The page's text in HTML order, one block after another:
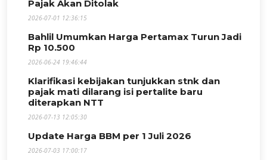
Pajak Akan Ditolak
2026-07-01 12:36:15
Bahlil Umumkan Harga Pertamax Turun Jadi
Rp 10.500
2026-06-24 19:46:44
Klarifikasi kebijakan tunjukkan stnk dan
pajak mati dilarang isi pertalite baru
diterapkan NTT
2026-07-13 12:05:30
Update Harga BBM per 1 Juli 2026
2026-07-03 17:00:17